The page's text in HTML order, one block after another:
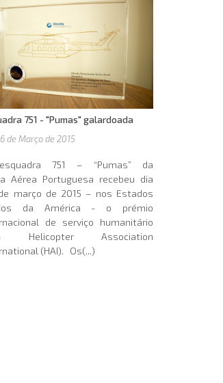
751 - "Pumas" galardoada
de Março de 2015
751 – “Pumas” da
Aérea Portuguesa recebeu dia
março de 2015 – nos Estados
da América - o prémio
de serviço humanitário
Helicopter Association
(HAI). Os(...)